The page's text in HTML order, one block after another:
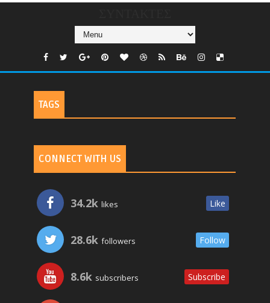
TAGS
CONNECT WITH US
34.2k likes Like
28.6k followers Follow
8.6k subscribers Subscribe